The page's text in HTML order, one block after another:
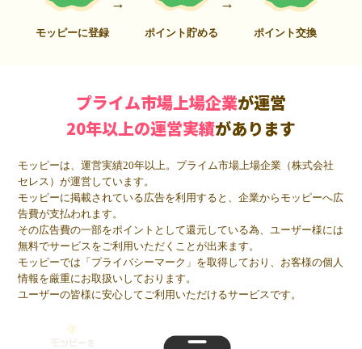
モッピーに登録 ポイント貯める ポイント交換
プライム市場上場企業が運営
20年以上の運営実績があります
モッピーは、運営実績20年以上。プライム市場上場企業（株式会社
セレス）が運営しています。
モッピーに掲載されている広告を利用すると、企業からモッピーへ広
告費が支払われます。
その広告費の一部をポイントとして還元している為、ユーザー様には
無料でサービスをご利用いただくことが出来ます。
モッピーでは「プライバシーマーク」を取得しており、お客様の個人
情報を厳重にお取扱いしております。
ユーザーの皆様に安心してご利用いただけるサービスです。